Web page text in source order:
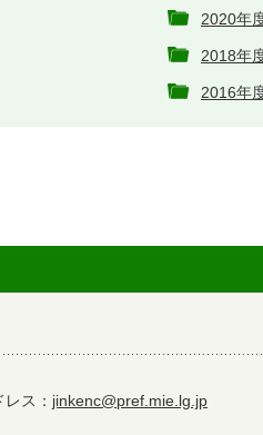
2020年
2018年
2016年
ス： jinkenc@pref.mie.lg.jp